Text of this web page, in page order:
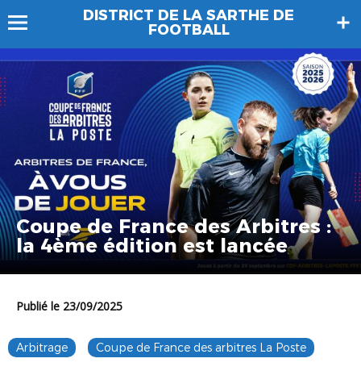
DISTRICT DE LA SARTHE DE
FOOTBALL
Coupe de France des Arbitres :
la 4ème édition est lancée
Publié le 23/09/2025
Arbitrage Coupe de France des arbitres La Poste